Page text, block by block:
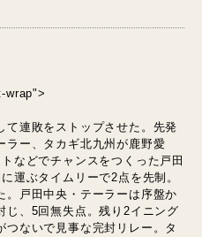
wrap">
て連敗をストップさせた。先発
ラー、タカギ北九州が鹿野愛
などでチャンスをつくった戸田
運ぶタイムリーで2点を先制。
。戸田中央・テーラーは序盤か
じ、5回無失点。残り2イニング
つないで見事な完封リレー。タ